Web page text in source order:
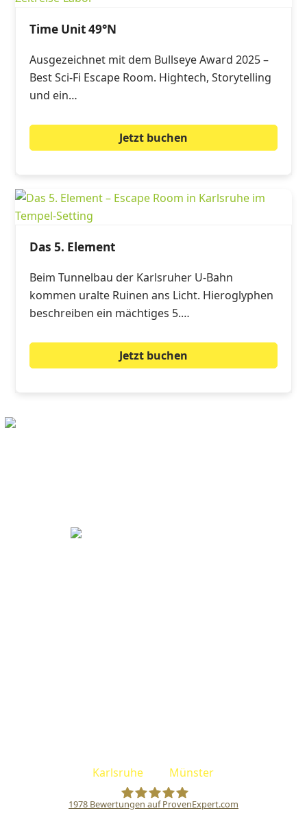
Time Unit 49°N
Ausgezeichnet mit dem Bullseye Award 2025 –
Best Sci-Fi Escape Room. Hightech, Storytelling
und ein…
Jetzt buchen
Das 5. Element
Beim Tunnelbau der Karlsruher U-Bahn
kommen uralte Ruinen ans Licht. Hieroglyphen
beschreiben ein mächtiges 5.…
Jetzt buchen
Karlsruhe
Münster.
1978 Bewertungen auf ProvenExpert.com